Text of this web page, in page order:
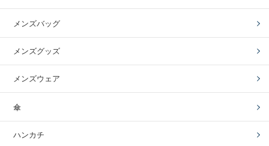
メンズバッグ
メンズグッズ
メンズウェア
傘
ハンカチ